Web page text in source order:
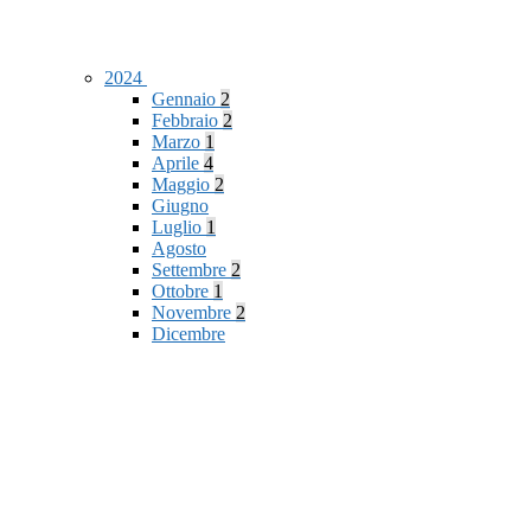
2024
Gennaio 2
Febbraio 2
Marzo 1
Aprile 4
Maggio 2
Giugno
Luglio 1
Agosto
Settembre 2
Ottobre 1
Novembre 2
Dicembre